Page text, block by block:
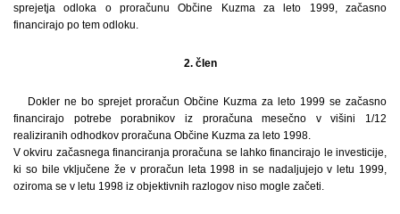
sprejetja odloka o proračunu Občine Kuzma za leto 1999, začasno
financirajo po tem odloku.
2. člen
Dokler ne bo sprejet proračun Občine Kuzma za leto 1999 se začasno
financirajo potrebe porabnikov iz proračuna mesečno v višini 1/12
realiziranih odhodkov proračuna Občine Kuzma za leto 1998.
V okviru začasnega financiranja proračuna se lahko financirajo le investicije,
ki so bile vključene že v proračun leta 1998 in se nadaljujejo v letu 1999,
oziroma se v letu 1998 iz objektivnih razlogov niso mogle začeti.